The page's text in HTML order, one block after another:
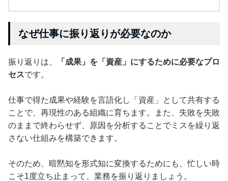
なぜ仕事に振り返りが必要なのか
振り返りは、
「成果」を「資産」にするために必要なプロ
セスです。
仕事で得た成果や経験を言語化し「資産」として共有する
ことで、再現性のある組織に育ちます。また、失敗を失敗
のままで終わらせず、原因を分析することでミスを繰り返
さない仕組みを構築できます。
そのため、暗黙知を形式知に変換するためにも、忙しい時
こそ1度立ち止まって、業務を振り返りましょう。